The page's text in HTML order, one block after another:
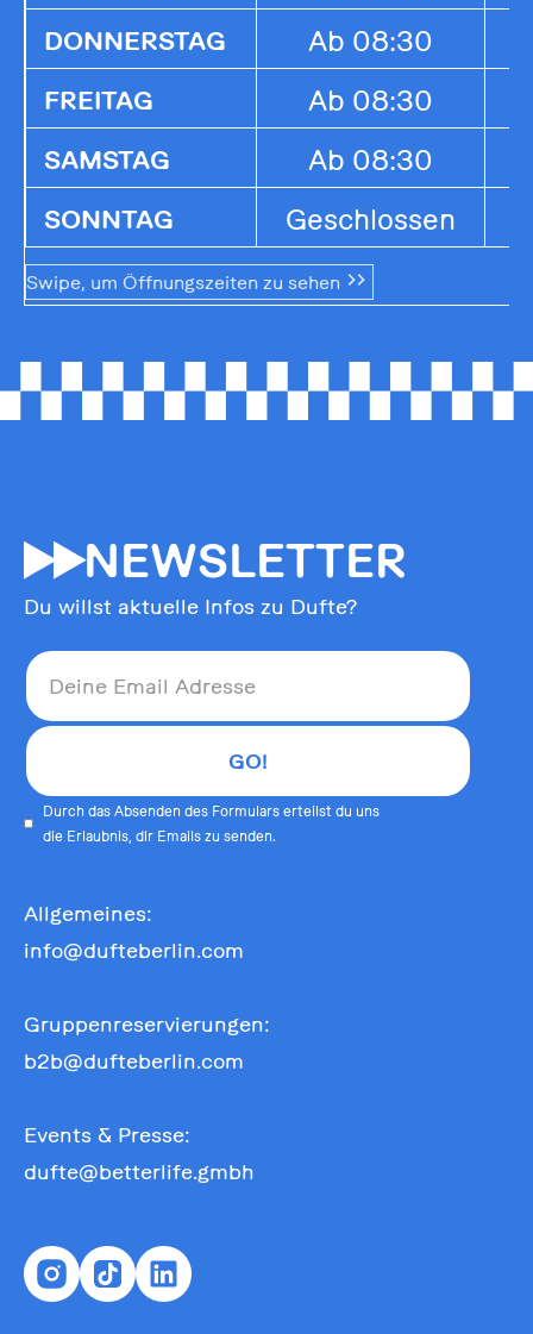
DONNERSTAG Ab 08:30
FREITAG Ab 08:30
SAMSTAG Ab 08:30
SONNTAG Geschlossen
Swipe, um Öffnungszeiten zu sehen
55NEWSLETTER
Du willst aktuelle Infos zu Dufte?
Durch das Absenden des Formulars erteilst du uns
die Erlaubnis, dir Emails zu senden.
Allgemeines:
info@dufteberlin.com
Gruppenreservierungen:
b2b@dufteberlin.com
Events & Presse:
dufte@betterlife.gmbh